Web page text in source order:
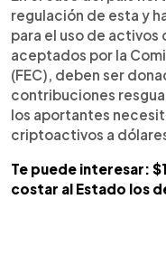
regulación de esta y
para el uso de
aceptados por la
(FEC), deben ser
contribuciones
los aportantes
criptoactivos a
Te puede interesar:
costar al Estado los